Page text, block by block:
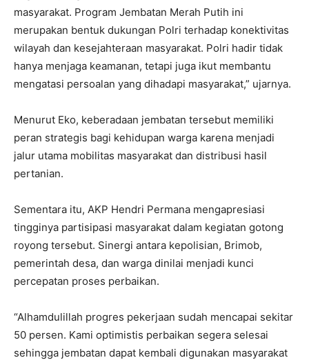
masyarakat. Program Jembatan Merah Putih ini
merupakan bentuk dukungan Polri terhadap konektivitas
wilayah dan kesejahteraan masyarakat. Polri hadir tidak
hanya menjaga keamanan, tetapi juga ikut membantu
mengatasi persoalan yang dihadapi masyarakat,” ujarnya.
Menurut Eko, keberadaan jembatan tersebut memiliki
peran strategis bagi kehidupan warga karena menjadi
jalur utama mobilitas masyarakat dan distribusi hasil
pertanian.
Sementara itu, AKP Hendri Permana mengapresiasi
tingginya partisipasi masyarakat dalam kegiatan gotong
royong tersebut. Sinergi antara kepolisian, Brimob,
pemerintah desa, dan warga dinilai menjadi kunci
percepatan proses perbaikan.
“Alhamdulillah progres pekerjaan sudah mencapai sekitar
50 persen. Kami optimistis perbaikan segera selesai
sehingga jembatan dapat kembali digunakan masyarakat